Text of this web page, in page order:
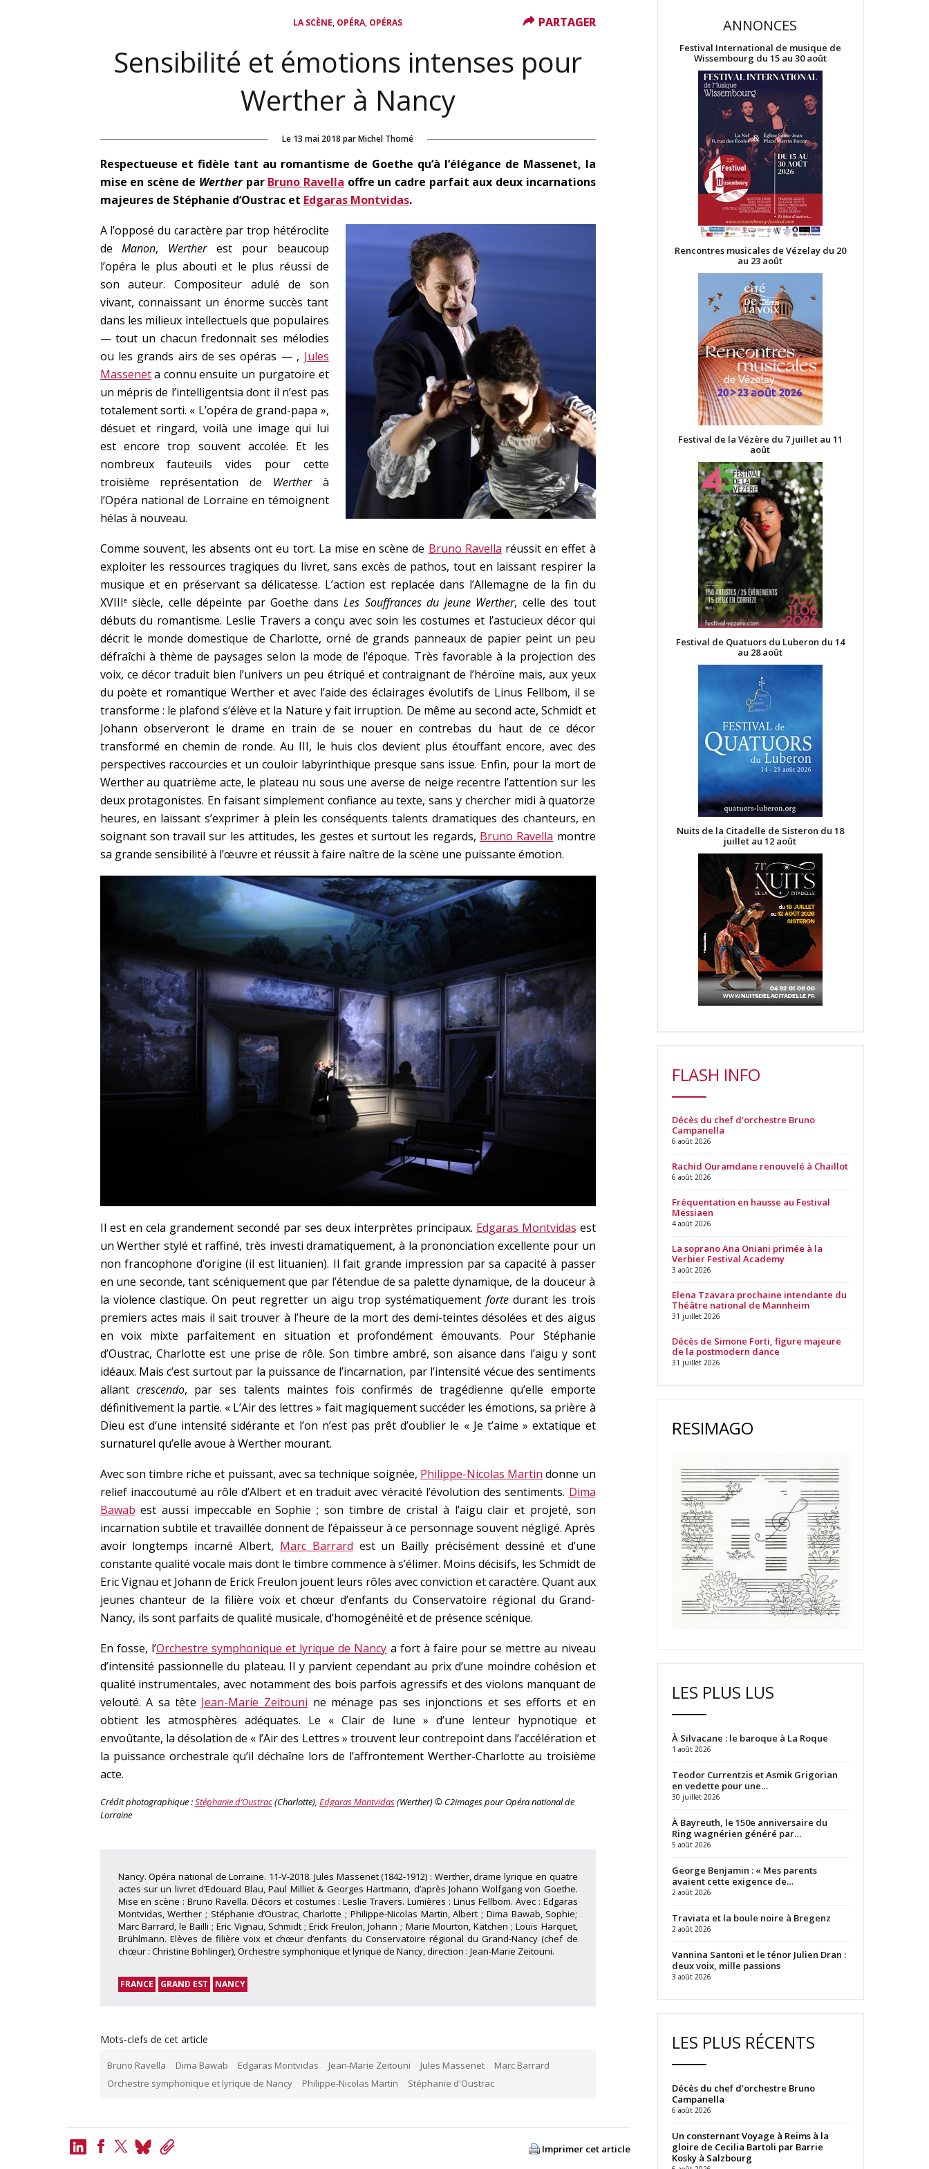
LA SCÈNE, OPÉRA, OPÉRAS
Sensibilité et émotions intenses pour
Werther à Nancy
Le 13 mai 2018 parMichel Thomé
Respectueuse et fidèle tant au romantisme de Goethe qu’à l’élégance de Massenet, la
mise en scène de Wertherpar Bruno Ravella offre un cadre parfait aux deux incarnations
majeures de Stéphanie d’Oustrac et Edgaras Montvidas.
A l’opposé du caractère par trop hétéroclite
deManon, Wertherest pour beaucoup
l’opéra le plus abouti et le plus réussi de
son auteur. Compositeur adulé de son
vivant, connaissant un énorme succès tant
dans les milieux intellectuels que populaires
— tout un chacun fredonnait ses mélodies
ou les grands airs de ses opéras — , Jules
Masseneta connu ensuite un purgatoire et
un mépris de l’intelligentsia dont il n’est pas
totalement sorti. « L’opéra de grand-papa »,
désuet et ringard, voilà une image qui lui
est encore trop souvent accolée. Et les
nombreux fauteuils vides pour cette
troisième représentation de Wertherà
l’Opéra national de Lorraine en témoignent
hélas à nouveau.
Comme souvent, les absents ont eu tort. La mise en scène de Bruno Ravella réussit en effet à
exploiter les ressources tragiques du livret, sans excès de pathos, tout en laissant respirer la
musique et en préservant sa délicatesse. L’action est replacée dans l’Allemagne de la fin du
XVIIIesiècle, celle dépeinte par Goethe dans Les Souffrances du jeune Werther, celle des tout
débuts du romantisme. Leslie Travers a conçu avec soin les costumes et l’astucieux décor qui
décrit le monde domestique de Charlotte, orné de grands panneaux de papier peint un peu
défraîchi à thème de paysages selon la mode de l’époque. Très favorable à la projection des
voix, ce décor traduit bien l’univers un peu étriqué et contraignant de l’héroïne mais, aux yeux
du poète et romantique Werther et avec l’aide des éclairages évolutifs de Linus Fellbom, il se
transforme : le plafond s’élève et la Nature y fait irruption. De même au second acte, Schmidt et
Johann observeront le drame en train de se nouer en contrebas du haut de ce décor
transformé en chemin de ronde. Au III, le huis clos devient plus étouffant encore, avec des
perspectives raccourcies et un couloir labyrinthique presque sans issue. Enfin, pour la mort de
Werther au quatrième acte, le plateau nu sous une averse de neige recentre l’attention sur les
deux protagonistes. En faisant simplement confiance au texte, sans y chercher midi à quatorze
heures, en laissant s’exprimer à plein les conséquents talents dramatiques des chanteurs, en
soignant son travail sur les attitudes, les gestes et surtout les regards, Bruno Ravella montre
sa grande sensibilité à l’œuvre et réussit à faire naître de la scène une puissante émotion.
Il est en cela grandement secondé par ses deux interprètes principaux. Edgaras Montvidas est
un Werther stylé et raffiné, très investi dramatiquement, à la prononciation excellente pour un
non francophone d’origine (il est lituanien). Il fait grande impression par sa capacité à passer
en une seconde, tant scéniquement que par l’étendue de sa palette dynamique, de la douceur à
la violence clastique. On peut regretter un aigu trop systématiquement fortedurant les trois
premiers actes mais il sait trouver à l’heure de la mort des demi-teintes désolées et des aigus
en voix mixte parfaitement en situation et profondément émouvants. Pour Stéphanie
d’Oustrac, Charlotte est une prise de rôle. Son timbre ambré, son aisance dans l’aigu y sont
idéaux. Mais c’est surtout par la puissance de l’incarnation, par l’intensité vécue des sentiments
allant crescendo, par ses talents maintes fois confirmés de tragédienne qu’elle emporte
définitivement la partie. « L’Air des lettres » fait magiquement succéder les émotions, sa prière à
Dieu est d’une intensité sidérante et l’on n’est pas prêt d’oublier le « Je t’aime » extatique et
surnaturel qu’elle avoue à Werther mourant.
Avec son timbre riche et puissant, avec sa technique soignée, Philippe-Nicolas Martin donne un
relief inaccoutumé au rôle d’Albert et en traduit avec véracité l’évolution des sentiments. Dima
Bawab est aussi impeccable en Sophie ; son timbre de cristal à l’aigu clair et projeté, son
incarnation subtile et travaillée donnent de l’épaisseur à ce personnage souvent négligé. Après
avoir longtemps incarné Albert, Marc Barrard est un Bailly précisément dessiné et d’une
constante qualité vocale mais dont le timbre commence à s’élimer. Moins décisifs, les Schmidt de
Eric Vignau et Johann de Erick Freulon jouent leurs rôles avec conviction et caractère. Quant aux
jeunes chanteur de la filière voix et chœur d’enfants du Conservatoire régional du Grand-
Nancy, ils sont parfaits de qualité musicale, d’homogénéité et de présence scénique.
En fosse, l’Orchestre symphonique et lyrique de Nancy a fort à faire pour se mettre au niveau
d’intensité passionnelle du plateau. Il y parvient cependant au prix d’une moindre cohésion et
qualité instrumentales, avec notamment des bois parfois agressifs et des violons manquant de
velouté. A sa tête Jean-Marie Zeitouni ne ménage pas ses injonctions et ses efforts et en
obtient les atmosphères adéquates. Le « Clair de lune » d’une lenteur hypnotique et
envoûtante, la désolation de « l’Air des Lettres » trouvent leur contrepoint dans l’accélération et
la puissance orchestrale qu’il déchaîne lors de l’affrontement Werther-Charlotte au troisième
acte.
Crédit photographique :Stéphanie d’Oustrac(Charlotte), Edgaras Montvidas(Werther) © C2images pour Opéra national de
Lorraine
PARTAGER
Nancy. Opéra national de Lorraine. 11-V-2018. Jules Massenet (1842-1912) : Werther, drame lyrique en quatre
actes sur un livret d’Edouard Blau, Paul Milliet & Georges Hartmann, d’après Johann Wolfgang von Goethe.
Mise en scène : Bruno Ravella. Décors et costumes : Leslie Travers. Lumières : Linus Fellbom. Avec : Edgaras
Montvidas, Werther ; Stéphanie d’Oustrac, Charlotte ; Philippe-Nicolas Martin, Albert ; Dima Bawab, Sophie;
Marc Barrard, le Bailli ; Eric Vignau, Schmidt ; Erick Freulon, Johann ; Marie Mourton, Kätchen ; Louis Harquet,
Brühlmann. Elèves de filière voix et chœur d’enfants du Conservatoire régional du Grand-Nancy (chef de
chœur : Christine Bohlinger), Orchestre symphonique et lyrique de Nancy, direction : Jean-Marie Zeitouni.
PARTAGER
FRANCE GRAND EST NANCY
Mots-clefs de cet article
Bruno Ravella Dima Bawab Edgaras Montvidas Jean-Marie Zeitouni Jules Massenet
Marc Barrard
Orchestre symphonique et lyrique de Nancy
Philippe-Nicolas Martin Stéphanie d'Oustrac
LinkedIn
BlueskyCopy
Imprimer cet article
ANNONCES
Festival International de musique de
Wissembourg du 15 au 30 août
Rencontres musicales de Vézelay du 20
au 23 août
Festival de la Vézère du 7 juillet au 11
août
Festival de Quatuors du Luberon du 14
au 28 août
Nuits de la Citadelle de Sisteron du 18
juillet au 12 août
FLASH INFO
Décès du chef d’orchestre Bruno
Campanella
6 août 2026
Rachid Ouramdane renouvelé à Chaillot
6 août 2026
Fréquentation en hausse au Festival
Messiaen
4 août 2026
La soprano Ana Oniani primée à la
Verbier Festival Academy
3 août 2026
Elena Tzavara prochaine intendante du
Théâtre national de Mannheim
31 juillet 2026
Décès de Simone Forti, figure majeure
de la postmodern dance
31 juillet 2026
RESIMAGO
LES PLUS LUS
À Silvacane : le baroque à La Roque
1 août 2026
Teodor Currentzis et Asmik Grigorian
en vedette pour une…
30 juillet 2026
À Bayreuth, le 150e anniversaire du
Ring wagnérien généré par…
5 août 2026
George Benjamin : « Mes parents
avaient cette exigence de…
2 août 2026
Traviata et la boule noire à Bregenz
2 août 2026
Vannina Santoni et le ténor Julien Dran :
deux voix, mille passions
3 août 2026
LES PLUS RÉCENTS
Décès du chef d’orchestre Bruno
Campanella
6 août 2026
Un consternant Voyage à Reims à la
gloire de Cecilia Bartoli par Barrie
Kosky à Salzbourg